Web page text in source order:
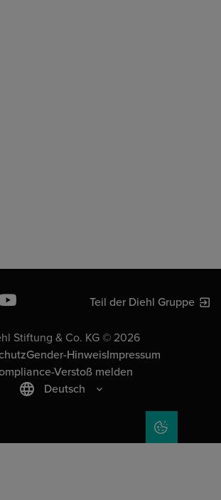
Teil der Diehl Gruppe
Stiftung & Co. KG © 2026
Gender-HinweisImpressum
Verstoß melden
Deutsch
COOKIE-